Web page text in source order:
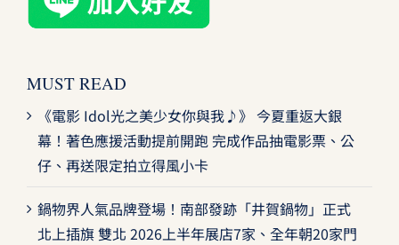
MUST READ
《電影 Idol光之美少女你與我♪》 今夏重返大銀
幕！著色應援活動提前開跑 完成作品抽電影票、公
仔、再送限定拍立得風小卡
鍋物界人氣品牌登場！南部發跡「井賀鍋物」正式
北上插旗 雙北 2026上半年展店7家、全年朝20家門